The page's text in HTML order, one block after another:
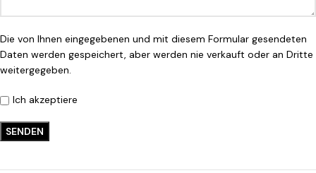
Die von Ihnen eingegebenen und mit diesem Formular gesendeten
Daten werden gespeichert, aber werden nie verkauft oder an Dritte
weitergegeben.
Ich akzeptiere